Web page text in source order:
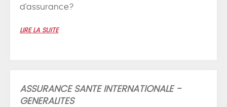
d’assurance?
LIRE LA SUITE
ASSURANCE SANTE INTERNATIONALE -
GENERALITES